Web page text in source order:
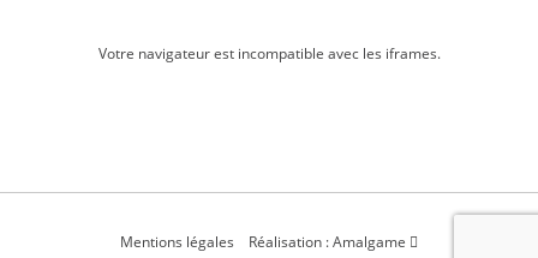
Votre navigateur est incompatible avec les iframes.
Mentions légales Réalisation : Amalgame